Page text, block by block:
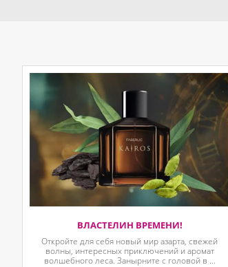
ВЛАСТЕЛИН ВРЕМЕНИ!
Откройте для себя новый мир азарта, свежей
волны, интересных приключений и аромат
волшебного леса. Занырните с головой в ...